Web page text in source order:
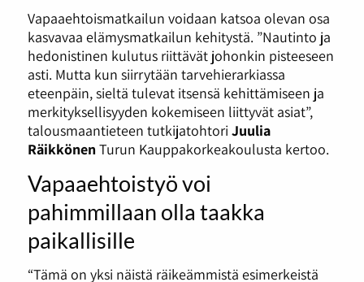
Vapaaehtoismatkailun voidaan katsoa olevan osa
kasvavaa elämysmatkailun kehitystä. ”Nautinto ja
hedonistinen kulutus riittävät johonkin pisteeseen
asti. Mutta kun siirrytään tarvehierarkiassa
eteenpäin, sieltä tulevat itsensä kehittämiseen ja
merkityksellisyyden kokemiseen liittyvät asiat”,
talousmaantieteen tutkijatohtori Juulia
RäikkönenTurun Kauppakorkeakoulusta kertoo.
Vapaaehtoistyö voi
pahimmillaan olla taakka
paikallisille
“Tämä on yksi näistä räikeämmistä esimerkeistä